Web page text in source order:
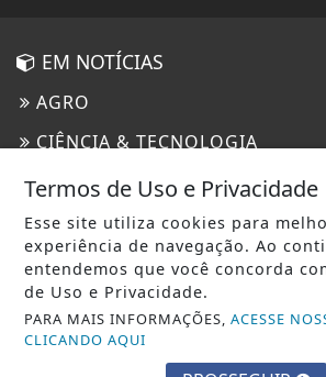
EM NOTÍCIAS
AGRO
CIÊNCIA & TECNOLOGIA
ECONOMIA
EDUCAÇÃO
ENTRETENIMENTO
ESTADO DE SÃO PAULO
GERAL
Termos de Uso e Privacidade
Esse site utiliza cookies para
experiência de navegação. Ao
entendemos que você concorda
de Uso e Privacidade.
PARA MAIS INFORMAÇÕES,ACESSE
CLICANDO AQUI